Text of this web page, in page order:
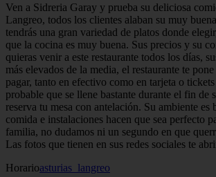
Ven a Sidreria Garay y prueba su deliciosa
Langreo, todos los clientes alaban su muy
tendrás una gran variedad de platos donde
que la cocina es muy buena. Sus precios y su
quieras venir a este restaurante todos los días,
más elevados de la media, el restaurante te
pagar, tanto en efectivo como en tarjeta o
probable que se llene bastante durante el fin de
reserva tu mesa con antelación. Su ambiente es
comida e instalaciones hacen que sea perfecto
familia, no dudamos ni un segundo en que
Las fotos que tienen en sus redes sociales te
Horarioasturias_langreo